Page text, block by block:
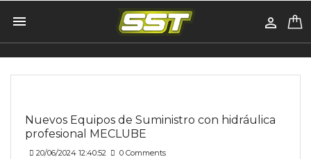
 
Nuevos Equipos de Suministro con hidráulica
profesional MECLUBE
20/06/2024 12:40:52 0 Comments